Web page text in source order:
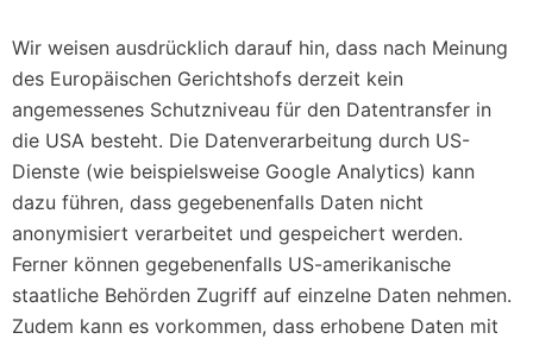
Wir weisen ausdrücklich darauf hin, dass nach Meinung
des Europäischen Gerichtshofs derzeit kein
angemessenes Schutzniveau für den Datentransfer in
die USA besteht. Die Datenverarbeitung durch US-
Dienste (wie beispielsweise Google Analytics) kann
dazu führen, dass gegebenenfalls Daten nicht
anonymisiert verarbeitet und gespeichert werden.
Ferner können gegebenenfalls US-amerikanische
staatliche Behörden Zugriff auf einzelne Daten nehmen.
Zudem kann es vorkommen, dass erhobene Daten mit